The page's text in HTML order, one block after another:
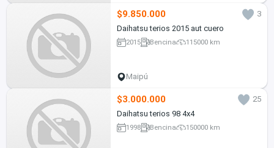
$9.850.000
3
Daihatsu terios 2015 aut cuero
2015 Bencina 115000 km
Maipú
$3.000.000
25
Daihatsu terios 98 4x4
1998 Bencina 150000 km